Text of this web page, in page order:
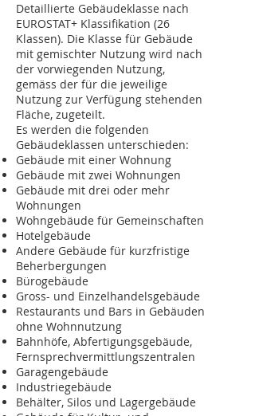
Detaillierte Gebäudeklasse nach
EUROSTAT+ Klassifikation (26
Klassen). Die Klasse für Gebäude
mit gemischter Nutzung wird nach
der vorwiegenden Nutzung,
gemäss der für die jeweilige
Nutzung zur Verfügung stehenden
Fläche, zugeteilt.
Es werden die folgenden
Gebäudeklassen unterschieden:
Gebäude mit einer Wohnung
Gebäude mit zwei Wohnungen
Gebäude mit drei oder mehr
Wohnungen
Wohngebäude für Gemeinschaften
Hotelgebäude
Andere Gebäude für kurzfristige
Beherbergungen
Bürogebäude
Gross- und Einzelhandelsgebäude
Restaurants und Bars in Gebäuden
ohne Wohnnutzung
Bahnhöfe, Abfertigungsgebäude,
Fernsprechvermittlungszentralen
Garagengebäude
Industriegebäude
Behälter, Silos und Lagergebäude